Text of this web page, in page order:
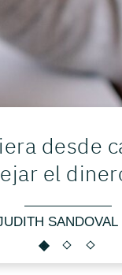
desde
el
SANDOVAL